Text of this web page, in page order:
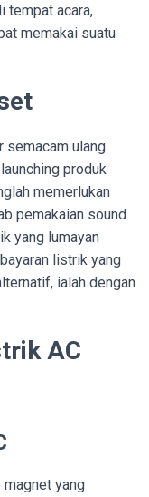
tempat acara,
memakai suatu
semacam ulang
produk
memerlukan
pemakaian sound
yang lumayan
listrik yang
ialah dengan
AC
yang